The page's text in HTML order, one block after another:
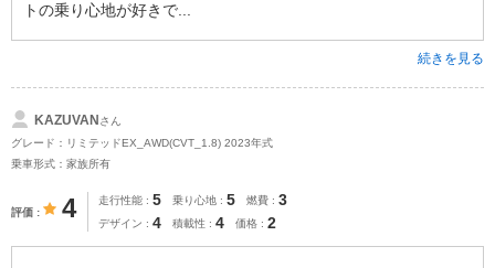
トの乗り心地が好きで...
続きを見る
KAZUVANさん
グレード：リミテッドEX_AWD(CVT_1.8) 2023年式
乗車形式：家族所有
評価 4 走行性能 5 乗り心地 5 燃費 3
デザイン 4 積載性 4 価格 2